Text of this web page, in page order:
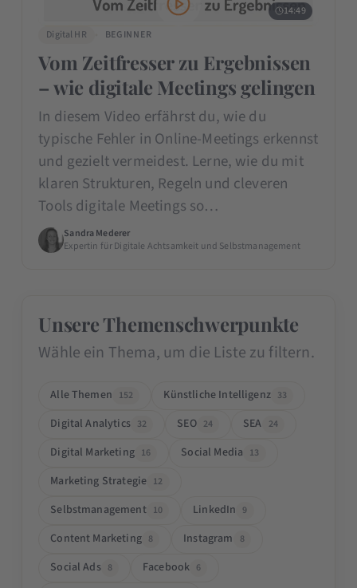
14:49
Digital HR
BEGINNER
Vom Zeitfresser zu Ergebnissen
– wie digitale Meetings gelingen
In diesem Video erfährst du, wie du
typische Fehler in Online-Meetings erkennst
und gezielt vermeidest. Lerne, wie du mit
klaren Strukturen, Regeln und cleveren
Tools digitale Meetings so…
Sandra Mederer
Expertin für Digitale Achtsamkeit und Selbstmanagement
Unsere Themenschwerpunkte
Wähle ein Thema, um die Liste zu filtern.
Alle Themen 152 Künstliche Intelligenz 33
Digital Analytics 32 SEO 24 SEA 24
Digital Marketing 16 Social Media 13
Marketing Strategie 12
Selbstmanagement 10 LinkedIn 9
Content Marketing 8 Instagram 8
Social Ads 8 Facebook 6